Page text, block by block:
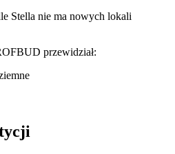
Stella nie ma nowych lokali
przewidział: